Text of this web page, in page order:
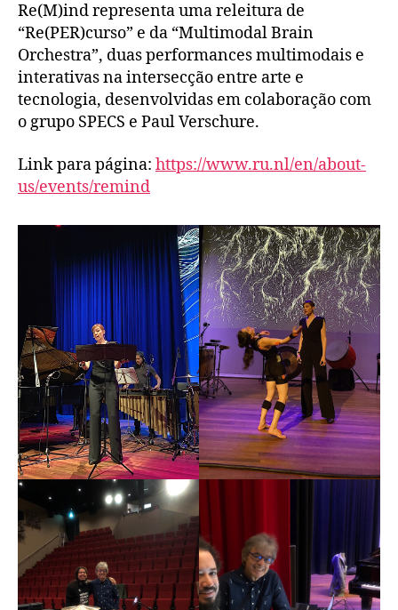
Re(M)ind representa uma releitura de
“Re(PER)curso” e da “Multimodal Brain
Orchestra”, duas performances multimodais e
interativas na intersecção entre arte e
tecnologia, desenvolvidas em colaboração com
o grupo SPECS e Paul Verschure.
Link para página: https://www.ru.nl/en/about-
us/events/remind